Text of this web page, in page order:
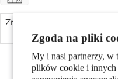
Zgoda na pliki
My i nasi partnerzy,
plików cookie i
Zmniejsz ilość
Srebro próby 925 z
Średnica wewnętrzna